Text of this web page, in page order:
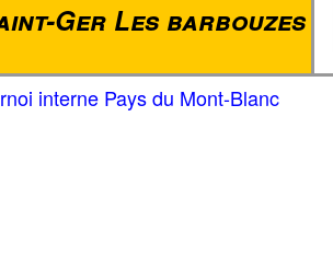
Ger Les barbouzes
interne Pays du Mont-Blanc